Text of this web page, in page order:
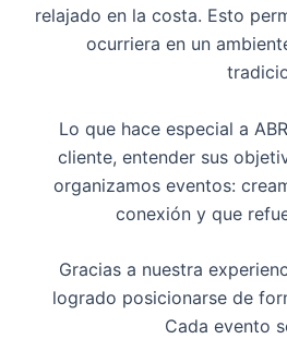
relajado en la costa. Esto
ocurriera en un
Lo que hace especial a
cliente, entender sus
organizamos eventos:
conexión y que
Gracias a nuestra
logrado posicionarse de
Cada evento